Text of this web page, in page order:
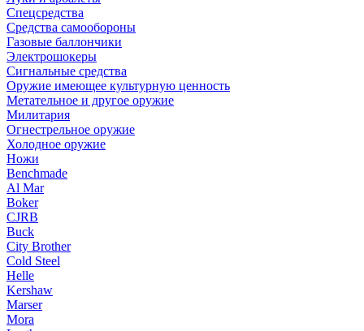
Спецсредства
Средства самообороны
Газовые баллончики
Электрошокеры
Сигнальные средства
Оружие имеющее культурную ценность
Метательное и другое оружие
Милитария
Огнестрельное оружие
Холодное оружие
Ножи
Benchmade
Al Mar
Boker
CJRB
Buck
City Brother
Cold Steel
Helle
Kershaw
Marser
Mora